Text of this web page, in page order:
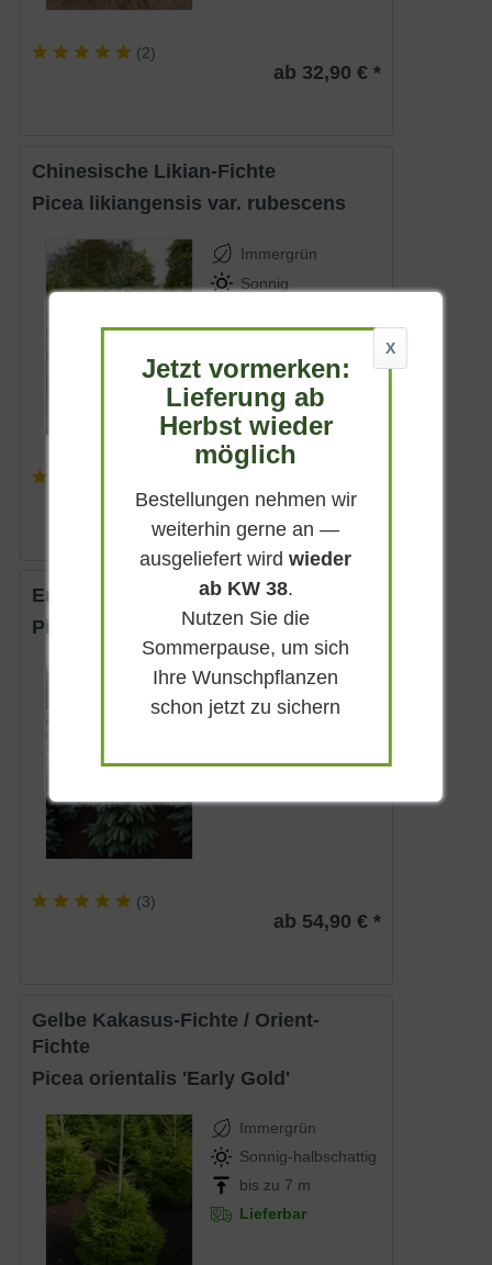
(2)
ab 32,90 € *
Chinesische Likian-Fichte
Picea likiangensis var. rubescens
Immergrün
Sonnig
Artikel nicht mehr verfügbar
Engelmanns-Fichte 'Glauca'
Picea engelmannii 'Glauca'
Immergrün
Sonnig-halbschattig
Lieferbar
(3)
ab 54,90 € *
Gelbe Kakasus-Fichte / Orient-
Fichte
Picea orientalis 'Early Gold'
Immergrün
Sonnig-halbschattig
bis zu 7 m
Lieferbar
X
Jetzt vormerken:
Lieferung ab
Herbst wieder
möglich
Bestellungen nehmen wir
weiterhin gerne an —
ausgeliefert wirdwieder
ab KW 38.
Nutzen Sie die
Sommerpause, um sich
Ihre Wunschpflanzen
schon jetzt zu sichern